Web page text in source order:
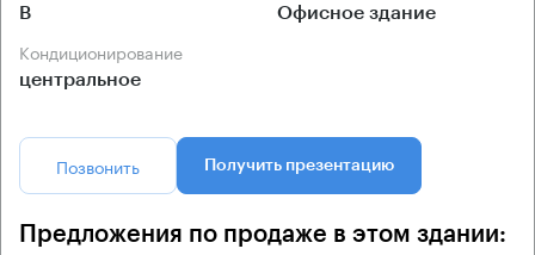
B Офисное здание
Кондиционирование
центральное
Позвонить Получить презентацию
Предложения по продаже в этом здании: